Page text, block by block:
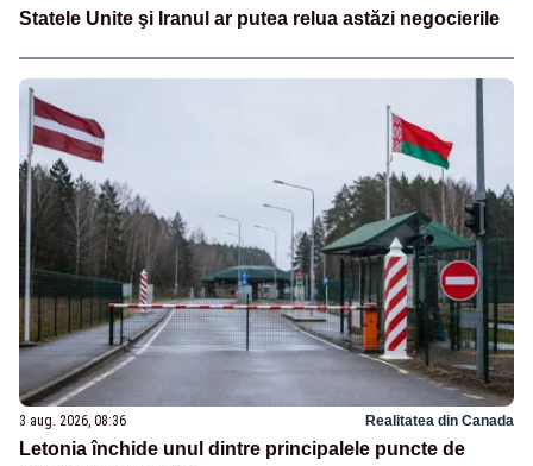
Statele Unite şi Iranul ar putea relua astăzi negocierile
3 aug. 2026, 08:36 Realitatea din Canada
Letonia închide unul dintre principalele puncte de